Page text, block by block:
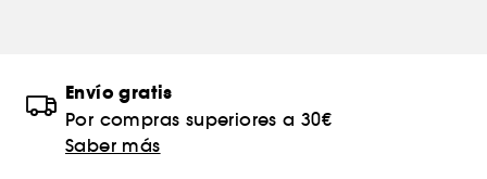
Envío gratis
Por compras superiores a 30€
Saber más